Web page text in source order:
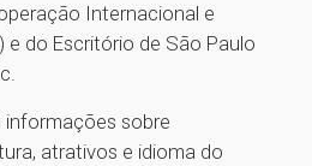
Internacional e
e do Escritório de São Paulo
informações sobre
atrativos e idioma do